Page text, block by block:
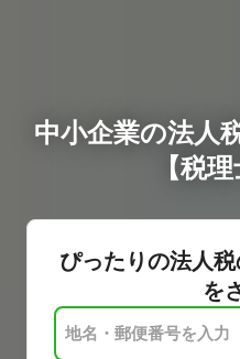
中小企業の法人
【税
ぴったりの法人
を